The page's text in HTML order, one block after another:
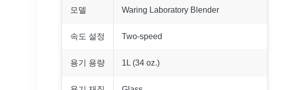
모델 Waring Laboratory Blender
속도 설정 Two-speed
용기 용량 1L (34 oz.)